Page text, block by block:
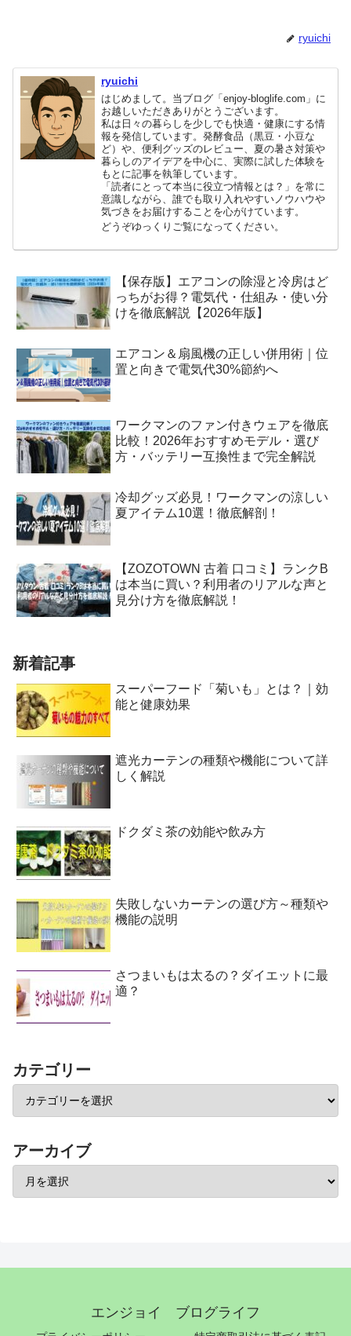
ryuichi
ryuichi
はじめまして。当ブログ「enjoy-bloglife.com」に
お越しいただきありがとうございます。
私は日々の暮らしを少しでも快適・健康にする情
報を発信しています。発酵食品（黒豆・小豆な
ど）や、便利グッズのレビュー、夏の暑さ対策や
暮らしのアイデアを中心に、実際に試した体験を
もとに記事を執筆しています。
「読者にとって本当に役立つ情報とは？」を常に
意識しながら、誰でも取り入れやすいノウハウや
気づきをお届けすることを心がけています。
どうぞゆっくりご覧になってください。
【保存版】エアコンの除湿と冷房はど
っちがお得？電気代・仕組み・使い分
けを徹底解説【2026年版】
エアコン＆扇風機の正しい併用術｜位
置と向きで電気代30%節約へ
ワークマンのファン付きウェアを徹底
比較！2026年おすすめモデル・選び
方・バッテリー互換性まで完全解説
冷却グッズ必見！ワークマンの涼しい
夏アイテム10選！徹底解剖！
【ZOZOTOWN 古着 口コミ】ランクB
は本当に買い？利用者のリアルな声と
見分け方を徹底解説！
新着記事
スーパーフード「菊いも」とは？｜効
能と健康効果
遮光カーテンの種類や機能について詳
しく解説
ドクダミ茶の効能や飲み方
失敗しないカーテンの選び方～種類や
機能の説明
さつまいもは太るの？ダイエットに最
適？
カテゴリー
アーカイブ
エンジョイ ブログライフ